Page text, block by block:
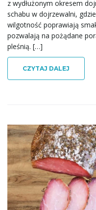
z wydłużonym okresem
schabu w dojrzewalni,
wilgotność poprawiają
pozwalają na pożądane
pleśnią. […]
CZYTAJ DALEJ